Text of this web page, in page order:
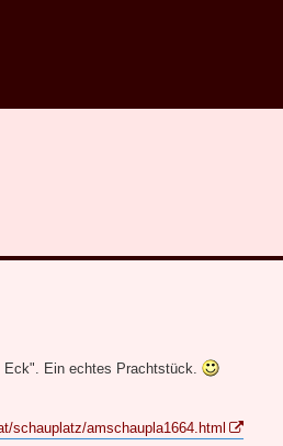
Ein echtes Prachtstück.
schauplatz/amschaupla1664.html